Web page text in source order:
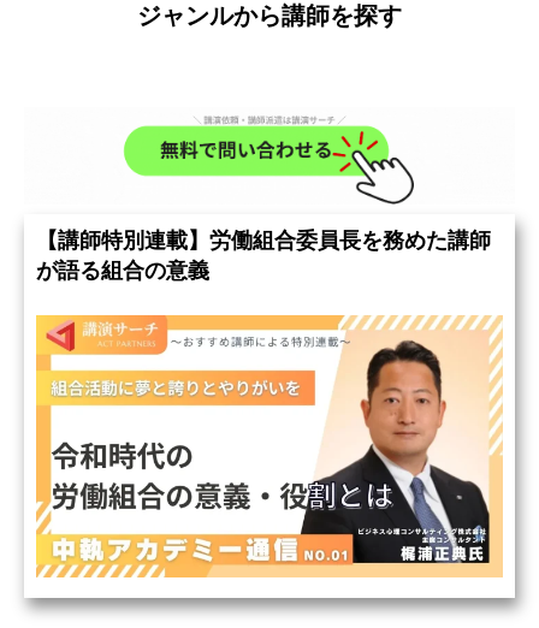
ジャンルから講師を探す
【講師特別連載】労働組合委員長を務めた講師
が語る組合の意義